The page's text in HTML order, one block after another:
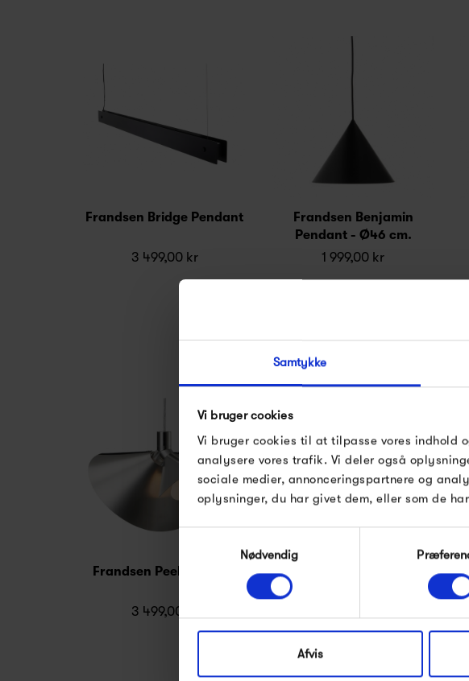
Samtykke
Vi bruger cookies
Vi bruger cookies til at tilpasse vores indhold
analysere vores trafik. Vi deler også
sociale medier, annonceringspartnere og
oplysninger, du har givet dem, eller som de
Nødvendig
Afvis
Frandsen Bridge Pendant
3 499,00 kr
Frandsen Benjamin
Pendant - Ø46 cm.
1 999,00 kr
Frandsen Peel Pendant
3 499,00 kr
Frandsen Sora Pendant